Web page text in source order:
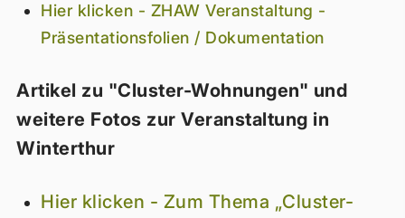
Hier klicken - ZHAW Veranstaltung -
Präsentationsfolien / Dokumentation
Artikel zu "Cluster-Wohnungen" und
weitere Fotos zur Veranstaltung in
Winterthur
Hier klicken - Zum Thema „Cluster-